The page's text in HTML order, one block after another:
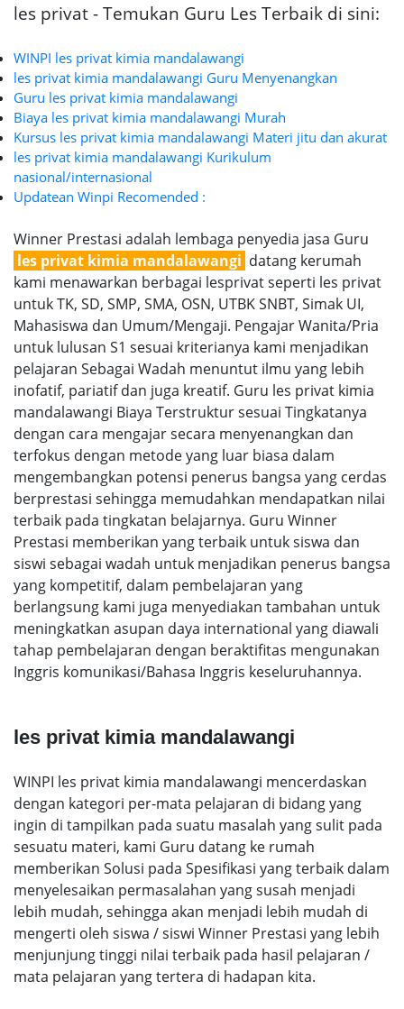
les privat - Temukan Guru Les Terbaik di sini:
WINPI les privat kimia mandalawangi
les privat kimia mandalawangi Guru Menyenangkan
Guru les privat kimia mandalawangi
Biaya les privat kimia mandalawangi Murah
Kursus les privat kimia mandalawangi Materi jitu dan akurat
les privat kimia mandalawangi Kurikulum
nasional/internasional
Updatean Winpi Recomended :
Winner Prestasi adalah lembaga penyedia jasa Guru
les privat kimia mandalawangi datang kerumah
kami menawarkan berbagai lesprivat seperti les privat
untuk TK, SD, SMP, SMA, OSN, UTBK SNBT, Simak UI,
Mahasiswa dan Umum/Mengaji. Pengajar Wanita/Pria
untuk lulusan S1 sesuai kriterianya kami menjadikan
pelajaran Sebagai Wadah menuntut ilmu yang lebih
inofatif, pariatif dan juga kreatif. Guru les privat kimia
mandalawangi Biaya Terstruktur sesuai Tingkatanya
dengan cara mengajar secara menyenangkan dan
terfokus dengan metode yang luar biasa dalam
mengembangkan potensi penerus bangsa yang cerdas
berprestasi sehingga memudahkan mendapatkan nilai
terbaik pada tingkatan belajarnya. Guru Winner
Prestasi memberikan yang terbaik untuk siswa dan
siswi sebagai wadah untuk menjadikan penerus bangsa
yang kompetitif, dalam pembelajaran yang
berlangsung kami juga menyediakan tambahan untuk
meningkatkan asupan daya international yang diawali
tahap pembelajaran dengan beraktifitas mengunakan
Inggris komunikasi/Bahasa Inggris keseluruhannya.
les privat kimia mandalawangi
WINPI les privat kimia mandalawangi mencerdaskan
dengan kategori per-mata pelajaran di bidang yang
ingin di tampilkan pada suatu masalah yang sulit pada
sesuatu materi, kami Guru datang ke rumah
memberikan Solusi pada Spesifikasi yang terbaik dalam
menyelesaikan permasalahan yang susah menjadi
lebih mudah, sehingga akan menjadi lebih mudah di
mengerti oleh siswa / siswi Winner Prestasi yang lebih
menjunjung tinggi nilai terbaik pada hasil pelajaran /
mata pelajaran yang tertera di hadapan kita.